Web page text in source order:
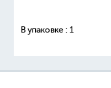
В упаковке : 1